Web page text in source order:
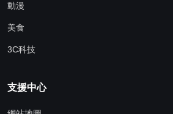
動漫
美食
3C科技
支援中心